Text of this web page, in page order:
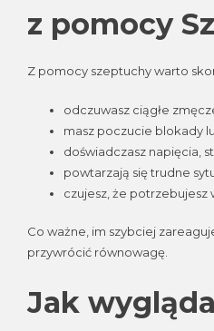
z pomocy
Z pomocy szeptuchy warto
odczuwasz ciągłe
masz poczucie blokady
doświadczasz napięcia,
powtarzają się trudne
czujesz, że potrzebujesz
Co ważne, im szybciej
przywrócić równowagę.
Jak